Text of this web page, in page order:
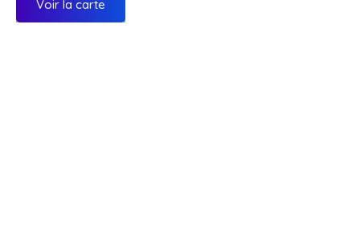
Voir la carte